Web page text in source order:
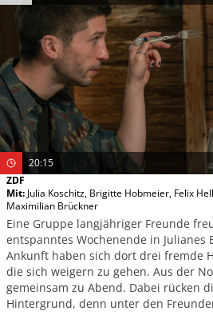
20:15
ZDF
Mit: Julia Koschitz, Brigitte Hobmeier, Felix
Maximilian Brückner
Eine Gruppe langjähriger Freunde
entspanntes Wochenende in Julianes
Ankunft haben sich dort drei fremde
die sich weigern zu gehen. Aus der
gemeinsam zu Abend. Dabei rücken
Hintergrund, denn unter den